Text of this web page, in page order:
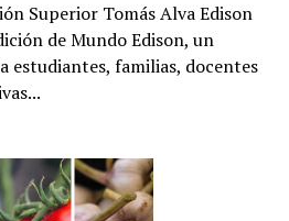
Superior Tomás Alva Edison
de Mundo Edison, un
estudiantes, familias, docentes